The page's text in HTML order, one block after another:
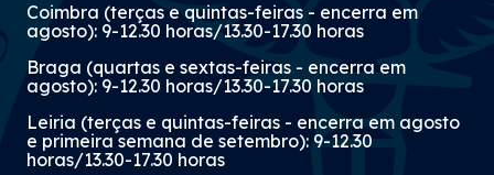
Coimbra (terças e quintas-feiras - encerra em
agosto): 9-12.30 horas/13.30-17.30 horas
Braga (quartas e sextas-feiras - encerra em
agosto): 9-12.30 horas/13.30-17.30 horas
Leiria (terças e quintas-feiras - encerra em agosto
e primeira semana de setembro): 9-12.30
horas/13.30-17.30 horas